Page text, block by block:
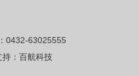
0432-63025555
持：百航科技